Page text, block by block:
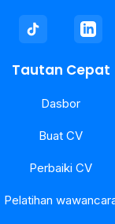
Tautan Cepat
Dasbor
Buat CV
Perbaiki CV
Pelatihan